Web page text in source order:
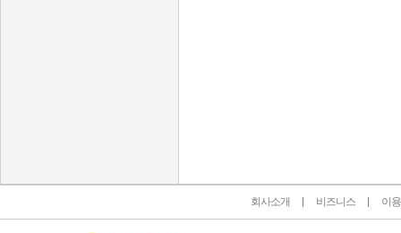
회사소개 비즈니스 이